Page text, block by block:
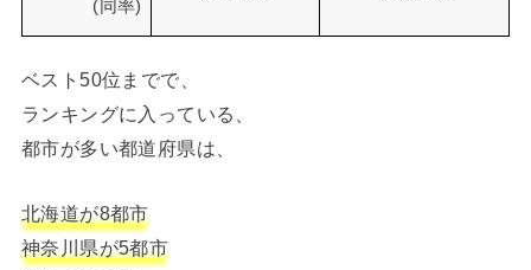
(同率)
ベスト50位までで、
ランキングに入っている、
都市が多い都道府県は、
北海道が8都市
神奈川県が5都市